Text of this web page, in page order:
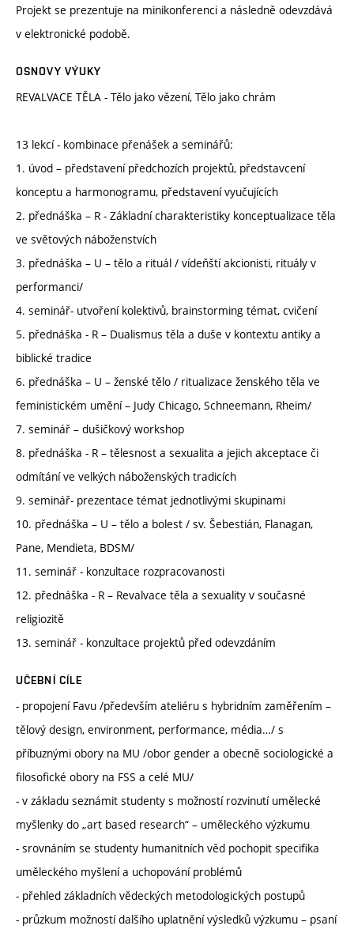
Projekt se prezentuje na minikonferenci a následně odevzdává
v elektronické podobě.
OSNOVY VÝUKY
REVALVACE TĚLA - Tělo jako vězení, Tělo jako chrám
13 lekcí - kombinace přenášek a seminářů:
1. úvod – představení předchozích projektů, představcení
konceptu a harmonogramu, představení vyučujících
2. přednáška – R - Základní charakteristiky konceptualizace těla
ve světových náboženstvích
3. přednáška – U – tělo a rituál / vídeňští akcionisti, rituály v
performanci/
4. seminář- utvoření kolektivů, brainstorming témat, cvičení
5. přednáška - R – Dualismus těla a duše v kontextu antiky a
biblické tradice
6. přednáška – U – ženské tělo / ritualizace ženského těla ve
feministickém umění – Judy Chicago, Schneemann, Rheim/
7. seminář – dušičkový workshop
8. přednáška - R – tělesnost a sexualita a jejich akceptace či
odmítání ve velkých náboženských tradicích
9. seminář- prezentace témat jednotlivými skupinami
10. přednáška – U – tělo a bolest / sv. Šebestián, Flanagan,
Pane, Mendieta, BDSM/
11. seminář - konzultace rozpracovanosti
12. přednáška - R – Revalvace těla a sexuality v současné
religiozitě
13. seminář - konzultace projektů před odevzdáním
UČEBNÍ CÍLE
- propojení Favu /především ateliéru s hybridním zaměřením –
tělový design, environment, performance, média…/ s
příbuznými obory na MU /obor gender a obecně sociologické a
filosofické obory na FSS a celé MU/
- v základu seznámit studenty s možností rozvinutí umělecké
myšlenky do „art based research“ – uměleckého výzkumu
- srovnáním se studenty humanitních věd pochopit specifika
uměleckého myšlení a uchopování problémů
- přehled základních vědeckých metodologických postupů
- průzkum možností dalšího uplatnění výsledků výzkumu – psaní